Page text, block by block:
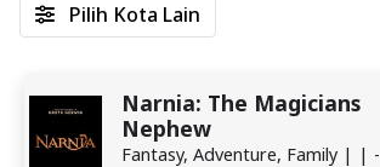
Narnia: The Magicians
Nephew
Fantasy, Adventure, Family | | -
Pilih Kota Lain